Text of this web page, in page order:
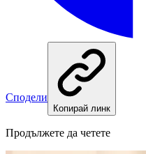
Сподели
Копирай линк
Продължете да четете